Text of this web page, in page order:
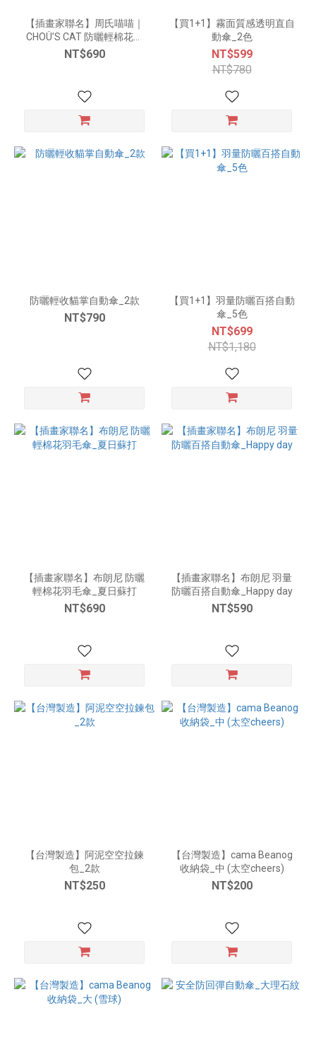
【插畫家聯名】周氏喵喵｜
CHOÜ’S CAT 防曬輕棉花羽
毛傘
NT$690
【買1+1】霧面質感透明直自
動傘_2色
NT$599
NT$780
防曬輕收貓掌自動傘_2款
NT$790
【買1+1】羽量防曬百搭自動
傘_5色
NT$699
NT$1,180
【插畫家聯名】布朗尼 防曬
輕棉花羽毛傘_夏日蘇打
NT$690
【插畫家聯名】布朗尼 羽量
防曬百搭自動傘_Happy day
NT$590
【台灣製造】阿泥空空拉鍊
包_2款
NT$250
【台灣製造】cama Beanog
收納袋_中 (太空cheers)
NT$200